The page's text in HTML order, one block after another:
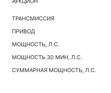
ТРАНСМИССИЯ
ПРИВОД
МОЩНОСТЬ, Л.С.
МОЩНОСТЬ 30 МИН, Л.С.
СУММАРНАЯ МОЩНОСТЬ, Л.С.